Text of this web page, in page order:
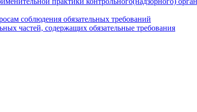
соблюдения обязательных требований
частей, содержащих обязательные требования